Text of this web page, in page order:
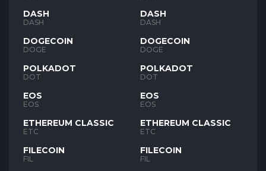
DASH
DASH
DOGECOIN
DOGE
POLKADOT
DOT
EOS
EOS
ETHEREUM CLASSIC
ETC
FILECOIN
FIL
DASH
DASH
DOGECOIN
DOGE
POLKADOT
DOT
EOS
EOS
ETHEREUM CLASSIC
ETC
FILECOIN
FIL